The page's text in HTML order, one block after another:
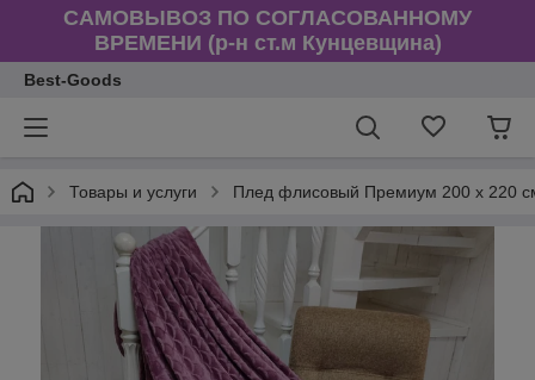
САМОВЫВОЗ ПО СОГЛАСОВАННОМУ
ВРЕМЕНИ (р-н ст.м Кунцевщина)
Best-Goods
Товары и услуги Плед флисовый Премиум 200 х 220